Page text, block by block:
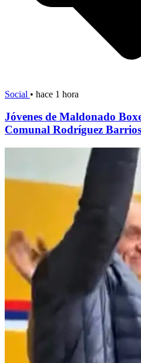
Social • hace 1 hora
Jóvenes de Maldonado
Comunal Rodríguez